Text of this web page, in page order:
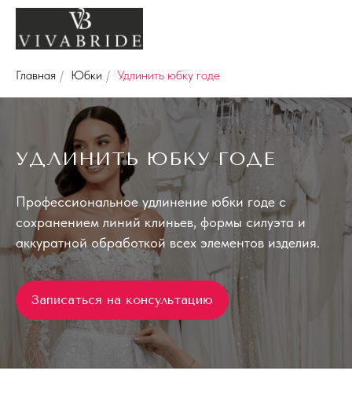
Главная / Юбки / Удлинить юбку годе
УДЛИНИТЬ ЮБКУ ГОДЕ
Профессиональное удлинение юбки годе с
сохранением линий клиньев, формы силуэта и
аккуратной обработкой всех элементов изделия.
Записаться на консультацию